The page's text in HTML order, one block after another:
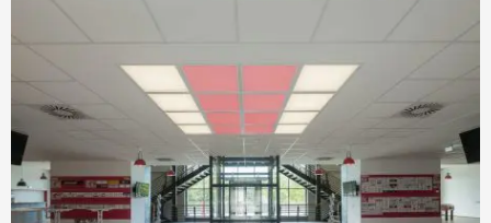
OBSZARY ZASTOSOWANIA
Doradztwo techniczne
Serwis
TEKSTY PRZETARGOWE